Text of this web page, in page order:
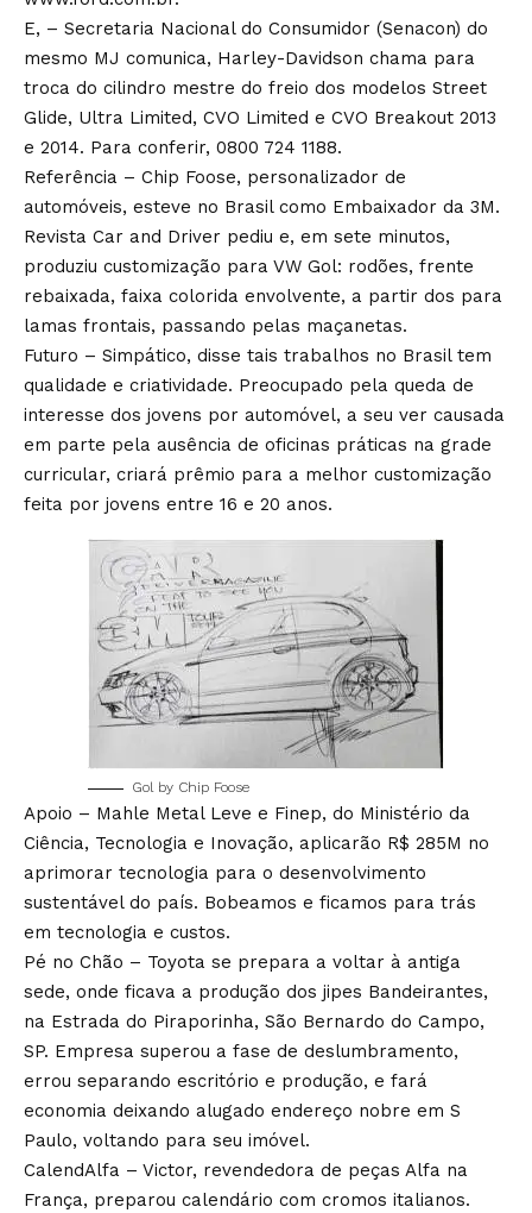
E, – Secretaria Nacional do Consumidor (Senacon) do
mesmo MJ comunica, Harley-Davidson chama para
troca do cilindro mestre do freio dos modelos Street
Glide, Ultra Limited, CVO Limited e CVO Breakout 2013
e 2014. Para conferir, 0800 724 1188.
Referência – Chip Foose, personalizador de
automóveis, esteve no Brasil como Embaixador da 3M.
Revista Car and Driver pediu e, em sete minutos,
produziu customização para VW Gol: rodões, frente
rebaixada, faixa colorida envolvente, a partir dos para
lamas frontais, passando pelas maçanetas.
Futuro – Simpático, disse tais trabalhos no Brasil tem
qualidade e criatividade. Preocupado pela queda de
interesse dos jovens por automóvel, a seu ver causada
em parte pela ausência de oficinas práticas na grade
curricular, criará prêmio para a melhor customização
feita por jovens entre 16 e 20 anos.
Gol by Chip Foose
Apoio – Mahle Metal Leve e Finep, do Ministério da
Ciência, Tecnologia e Inovação, aplicarão R$ 285M no
aprimorar tecnologia para o desenvolvimento
sustentável do país. Bobeamos e ficamos para trás
em tecnologia e custos.
Pé no Chão – Toyota se prepara a voltar à antiga
sede, onde ficava a produção dos jipes Bandeirantes,
na Estrada do Piraporinha, São Bernardo do Campo,
SP. Empresa superou a fase de deslumbramento,
errou separando escritório e produção, e fará
economia deixando alugado endereço nobre em S
Paulo, voltando para seu imóvel.
CalendAlfa – Victor, revendedora de peças Alfa na
França, preparou calendário com cromos italianos.